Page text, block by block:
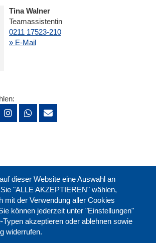
Tina Walner
Teamassistentin
0211 17523-210
» E-Mail
dieser Website eine Auswahl an
"ALLE AKZEPTIEREN" wählen,
mit der Verwendung aller Cookies
können jederzeit unter "Einstellungen"
Typen akzeptieren oder ablehnen sowie
widerrufen.